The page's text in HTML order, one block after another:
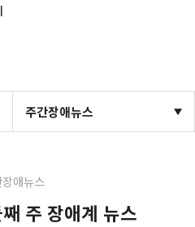
주간장애뉴스
애뉴스
주 장애계 뉴스